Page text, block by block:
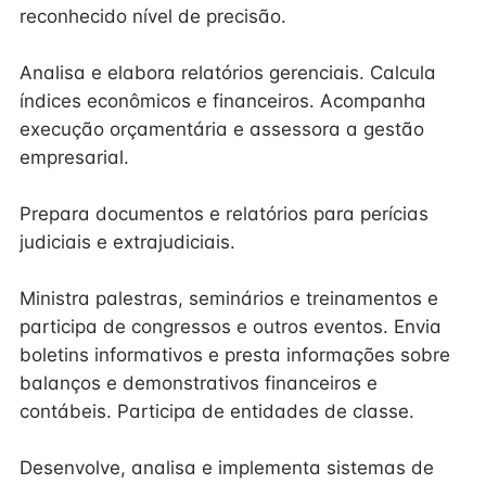
reconhecido nível de precisão.
Analisa e elabora relatórios gerenciais. Calcula
índices econômicos e financeiros. Acompanha
execução orçamentária e assessora a gestão
empresarial.
Prepara documentos e relatórios para perícias
judiciais e extrajudiciais.
Ministra palestras, seminários e treinamentos e
participa de congressos e outros eventos. Envia
boletins informativos e presta informações sobre
balanços e demonstrativos financeiros e
contábeis. Participa de entidades de classe.
Desenvolve, analisa e implementa sistemas de